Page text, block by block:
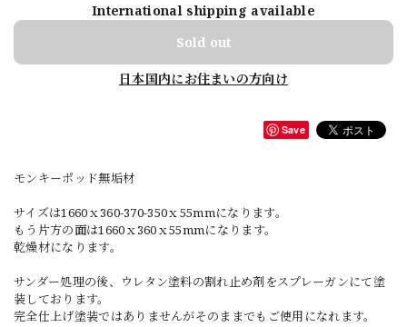
International shipping available
Sold out
日本国内にお住まいの方向け
Save
モンキーポッド無垢材
サイズは1660ｘ360-370-350ｘ55mmになります。
もう片方の面は1660ｘ360ｘ55mmになります。
乾燥材になります。
サンダー処理の後、ウレタン塗料の割れ止め剤をスプレーガンにて塗
装しております。
完全仕上げ塗装ではありませんがそのままでもご使用になれます。